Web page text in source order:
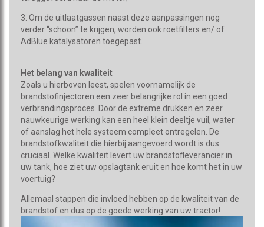
3. Om de uitlaatgassen naast deze aanpassingen nog
verder “schoon” te krijgen, worden ook roetfilters en/ of
AdBlue katalysatoren toegepast.
Het belang van kwaliteit
Zoals u hierboven leest, spelen voornamelijk de
brandstofinjectoren een zeer belangrijke rol in een goed
verbrandingsproces. Door de extreme drukken en zeer
nauwkeurige werking kan een heel klein deeltje vuil, water
of aanslag het hele systeem compleet ontregelen. De
brandstofkwaliteit die hierbij aangevoerd wordt is dus
cruciaal. Welke kwaliteit levert uw brandstofleverancier in
uw tank, hoe ziet uw opslagtank eruit en hoe komt het in uw
voertuig?
Allemaal stappen die invloed hebben op de kwaliteit van de
brandstof en dus op de goede werking van uw tractor!